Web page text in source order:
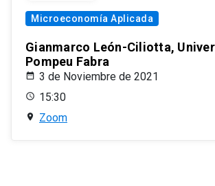
Microeconomía Aplicada
Gianmarco León-Ciliotta,
Pompeu Fabra
3 de Noviembre de 2021
15:30
Zoom